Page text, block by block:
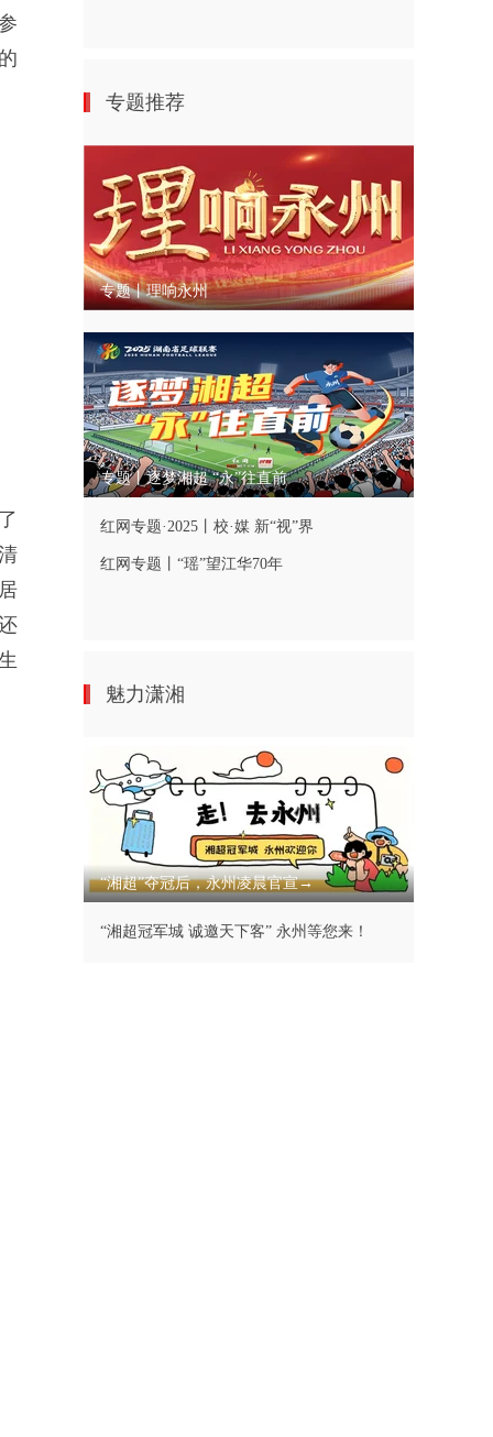
专题推荐
专题丨理响永州
专题丨逐梦湘超 “永”往直前
红网专题·2025丨校·媒 新“视”界
红网专题丨“瑶”望江华70年
魅力潇湘
“湘超”夺冠后，永州凌晨官宣→
“湘超冠军城 诚邀天下客” 永州等您来！